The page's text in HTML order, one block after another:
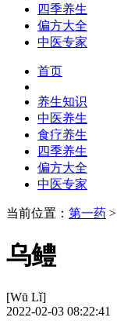
四季养生
偏方大全
中医专家
首页
养生知识
中医养生
食疗养生
四季养生
偏方大全
中医专家
当前位置： 第一药 >
乌鳢
[Wū Lǐ]
2022-02-03 08:22:41